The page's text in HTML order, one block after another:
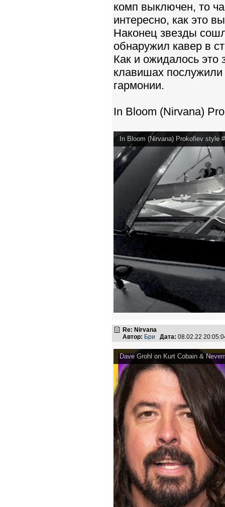
комп выключен, то
интересно, как это
Наконец звезды
обнаружил кавер в
Как и ожидалось это
клавишах послужили
гармонии.
In Bloom (Nirvana)
In Bloom (Nirvana) Prokofiev style
Re: Nirvana
Автор: Бри Дата: 08.02.22
Dave Grohl on Kurt Cobain &